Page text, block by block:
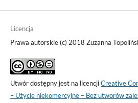
Licencja
Prawa autorskie (c) 2018 Zuzanna
Utwór dostępny jest na licencjiCreative
– Użycie niekomercyjne – Bez utworów